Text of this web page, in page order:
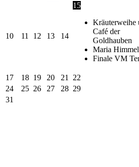
10 11 12 13 14
15
Kräuterweihe
Café der
Goldhauben
Maria
Finale VM
17 18 19 20 21 22
24
25 26 27 28 29
31